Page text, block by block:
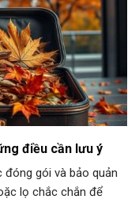
điều cần lưu ý
đóng gói và bảo quản
lọ chắc chắn để